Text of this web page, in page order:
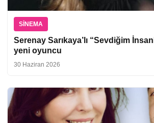
SINEMA
Serenay Sarıkaya’lı “Sevdiğim
yeni oyuncu
30 Haziran 2026